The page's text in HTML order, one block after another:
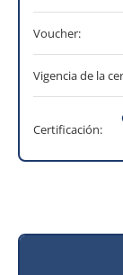
Voucher:
Vigencia de la
Certificación: